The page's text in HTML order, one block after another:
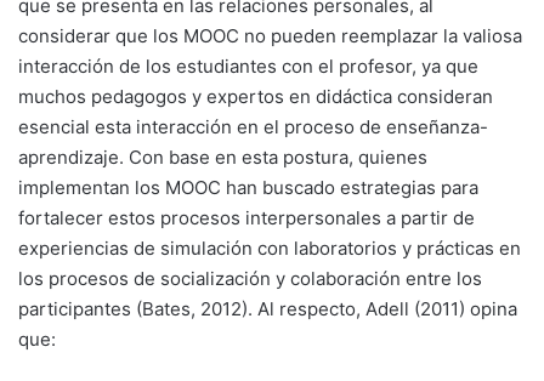
que se presenta en las relaciones personales, al
considerar que los MOOC no pueden reemplazar la valiosa
interacción de los estudiantes con el profesor, ya que
muchos pedagogos y expertos en didáctica consideran
esencial esta interacción en el proceso de enseñanza-
aprendizaje. Con base en esta postura, quienes
implementan los MOOC han buscado estrategias para
fortalecer estos procesos interpersonales a partir de
experiencias de simulación con laboratorios y prácticas en
los procesos de socialización y colaboración entre los
participantes (Bates, 2012). Al respecto, Adell (2011) opina
que: